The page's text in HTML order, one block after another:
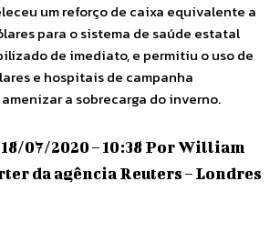
um reforço de caixa equivalente a
para o sistema de saúde estatal
de imediato, e permitiu o uso de
e hospitais de campanha
a sobrecarga do inverno.
07/2020 – 10:38 Por William
da agência Reuters – Londres